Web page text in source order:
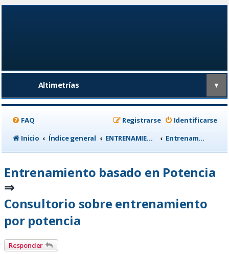
Altimetrías ▼
FAQ Identificarse
Registrarse
Inicio
Índice general ENTRENAMIENTO, medicina deportiva y nutrición Entrenamiento basado en Potencia
Entrenamiento basado en Potencia
⇒
Consultorio sobre entrenamiento
por potencia
Responder